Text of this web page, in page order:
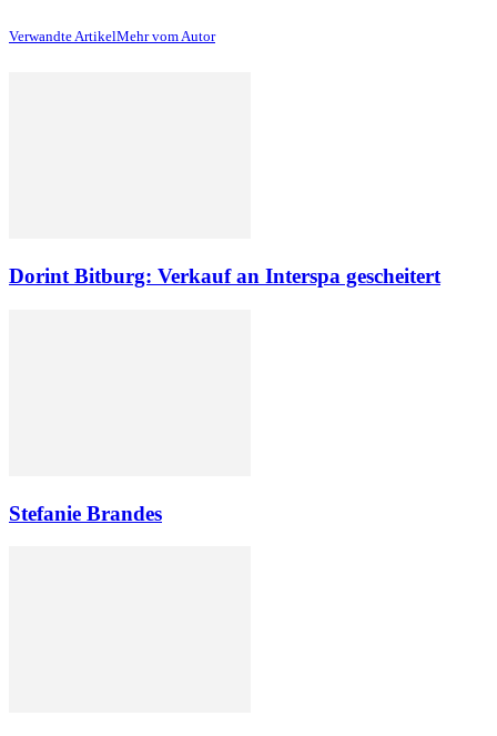
Verwandte ArtikelMehr vom Autor
Dorint Bitburg: Verkauf an Interspa gescheitert
Stefanie Brandes